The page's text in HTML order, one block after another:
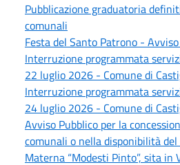
Pubblicazione graduatoria
comunali
Festa del Santo Patrono -
Interruzione programmata
22 luglio 2026 - Comune di
Interruzione programmata
24 luglio 2026 - Comune di
Avviso Pubblico per la
comunali o nella disponibilità
Materna “Modesti Pinto”, sita in